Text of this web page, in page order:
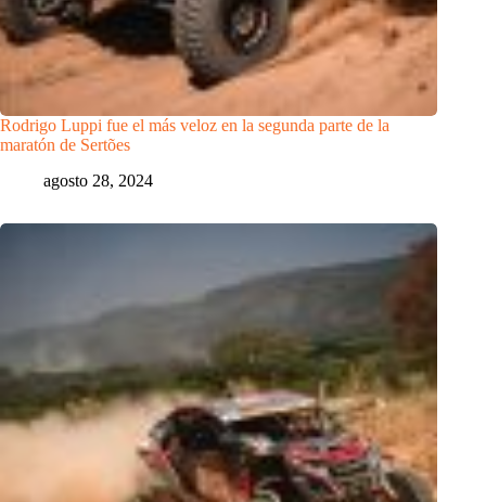
Rodrigo Luppi fue el más veloz en la segunda parte de la
maratón de Sertões
agosto 28, 2024